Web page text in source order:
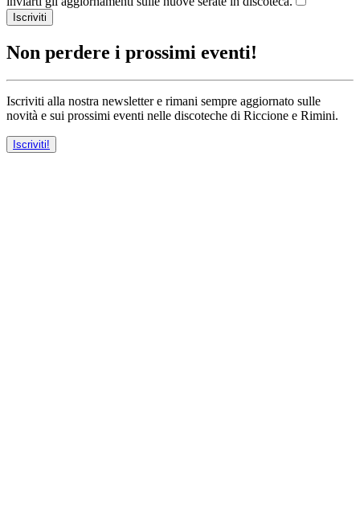
Iscriviti
Non perdere i prossimi eventi!
Iscriviti alla nostra newsletter e rimani sempre aggiornato sulle
novità e sui prossimi eventi nelle discoteche di Riccione e Rimini.
Iscriviti!